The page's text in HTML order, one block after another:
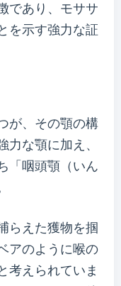
であり、モササ
を示す強力な証
が、その顎の構
な顎に加え、
「咽頭顎（いん
らえた獲物を掴
アのように喉の
考えられていま